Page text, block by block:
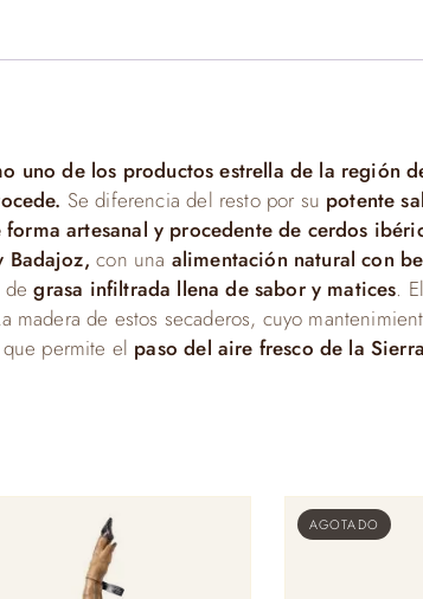
uno de los productos estrella de la región
Se diferencia del resto por su potente
artesanal y procedente de cerdos
Badajoz, con una alimentación natural con
degrasa infiltrada llena de sabor y matices. El
madera de estos secaderos, cuyo
permite el paso del aire fresco de la
AGOTADO